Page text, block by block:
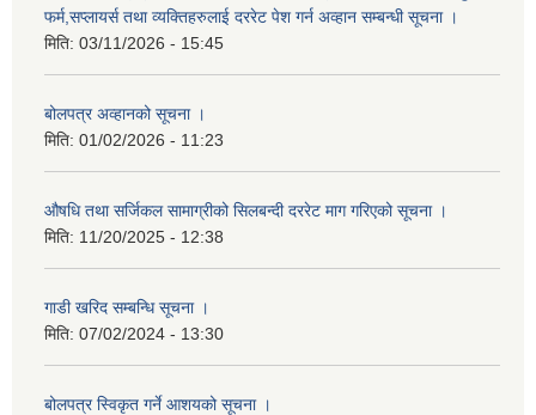
फर्म,सप्लायर्स तथा व्यक्तिहरुलाई दररेट पेश गर्न अव्हान सम्बन्धी सूचना ।
मिति: 03/11/2026 - 15:45
बोलपत्र अव्हानको सूचना ।
मिति: 01/02/2026 - 11:23
औषधि तथा सर्जिकल सामाग्रीको सिलबन्दी दररेट माग गरिएको सूचना ।
मिति: 11/20/2025 - 12:38
गाडी खरिद सम्बन्धि सूचना ।
मिति: 07/02/2024 - 13:30
बोलपत्र स्विकृत गर्ने आशयको सूचना ।